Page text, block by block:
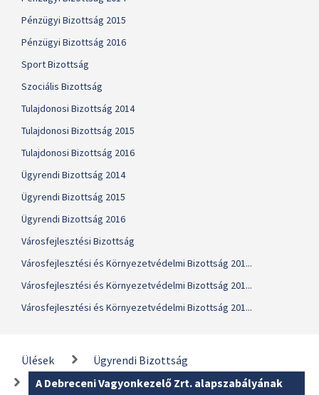
Pénzügyi Bizottság 2015
Pénzügyi Bizottság 2016
Sport Bizottság
Szociális Bizottság
Tulajdonosi Bizottság 2014
Tulajdonosi Bizottság 2015
Tulajdonosi Bizottság 2016
Ügyrendi Bizottság 2014
Ügyrendi Bizottság 2015
Ügyrendi Bizottság 2016
Városfejlesztési Bizottság
Városfejlesztési és Környezetvédelmi Bizottság 201...
Városfejlesztési és Környezetvédelmi Bizottság 201...
Városfejlesztési és Környezetvédelmi Bizottság 201...
Ülések
Ügyrendi Bizottság
A Debreceni Vagyonkezelő Zrt. alapszabályának